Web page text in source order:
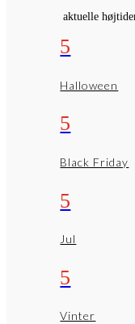
aktuelle
5
Halloween
5
Black Friday
5
Jul
5
Vinter